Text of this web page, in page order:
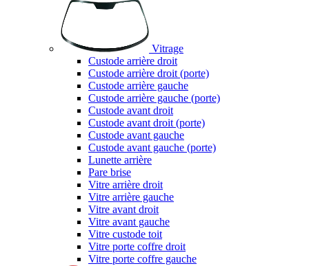
Vitrage
Custode arrière droit
Custode arrière droit (porte)
Custode arrière gauche
Custode arrière gauche (porte)
Custode avant droit
Custode avant droit (porte)
Custode avant gauche
Custode avant gauche (porte)
Lunette arrière
Pare brise
Vitre arrière droit
Vitre arrière gauche
Vitre avant droit
Vitre avant gauche
Vitre custode toit
Vitre porte coffre droit
Vitre porte coffre gauche